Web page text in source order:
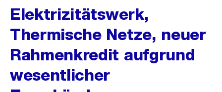
Elektrizitätswerk,
Thermische Netze, neuer
Rahmenkredit aufgrund
wesentlicher